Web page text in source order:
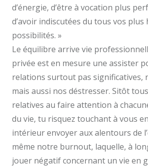
d’énergie, d’être à vocation plus
d’avoir indiscutées du tous vos plus
possibilités. »
Le équilibre arrive vie
privée est en mesure une assister
relations surtout pas significatives,
mais aussi nos déstresser. Sitôt
relatives au faire attention à
du vie, tu risquez touchant à vous
intérieur envoyer aux alentours de
même notre burnout, laquelle, à
jouer négatif concernant un vie en